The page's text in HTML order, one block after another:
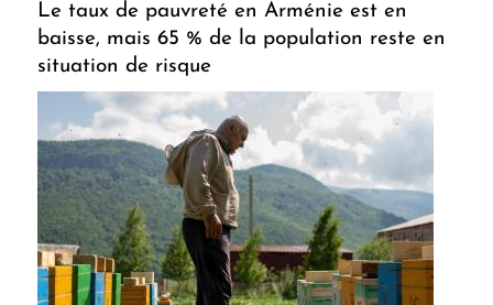
Le taux de pauvreté en Arménie est en
baisse, mais 65 % de la population reste en
situation de risque